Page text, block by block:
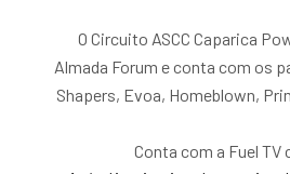
O Circuito ASCC Caparica
Almada Forum e conta com os
Shapers, Evoa, Homeblown,
Conta com a Fuel